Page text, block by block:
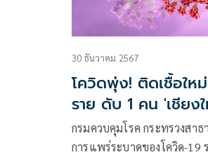
30 ธันวาคม 2567
โควิดพุ่ง! ติดเชื้อให
ราย ดับ 1 คน 'เชีย
กรมควบคุมโรค กระทรวงสา
การแพร่ระบาดของโควิด-19